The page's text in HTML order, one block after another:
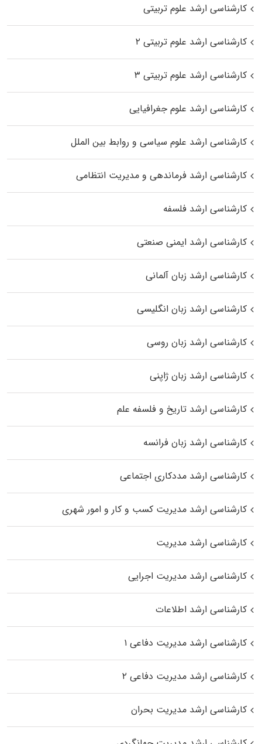
کارشناسی ارشد علوم تربیتی
کارشناسی ارشد علوم تربیتی ۲
کارشناسی ارشد علوم تربیتی ۳
کارشناسی ارشد علوم جغرافیایی
کارشناسی ارشد علوم سیاسی و روابط بین الملل
کارشناسی ارشد فرماندهی و مدیریت انتظامی
کارشناسی ارشد فلسفه
کارشناسی ارشد ایمنی صنعتی
کارشناسی ارشد زبان آلمانی
کارشناسی ارشد زبان انگلیسی
کارشناسی ارشد زبان روسی
کارشناسی ارشد زبان ژاپنی
کارشناسی ارشد تاریخ و فلسفه علم
کارشناسی ارشد زبان فرانسه
کارشناسی ارشد مددکاری اجتماعی
کارشناسی ارشد مدیریت کسب و کار و امور شهری
کارشناسی ارشد مدیریت
کارشناسی ارشد مدیریت اجرایی
کارشناسی ارشد اطلاعات
کارشناسی ارشد مدیریت دفاعی ۱
کارشناسی ارشد مدیریت دفاعی ۲
کارشناسی ارشد مدیریت بحران